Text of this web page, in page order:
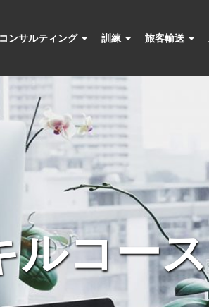
ンサルティング 訓練 旅客輸送
ルコース